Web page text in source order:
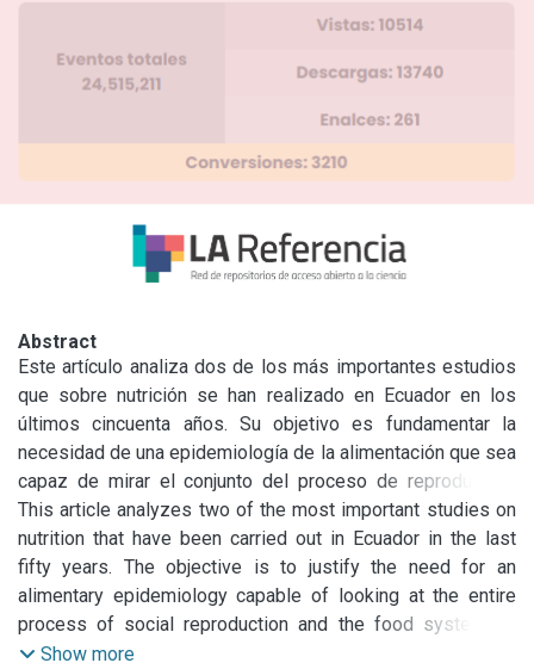
Abstract
Este artículo analiza dos de los más importantes estudios
que sobre nutrición se han realizado en Ecuador en los
últimos cincuenta años. Su objetivo es fundamentar la
necesidad de una epidemiología de la alimentación que sea
capaz de mirar el conjunto del proceso de reproducción
social y el sistema alimentario y también sus expresiones
en los distintos modos de vida, superando una mirada
puramente individual y biologicista.
Propone estudiar la alimentación como un hecho social
total desde la corriente de la epidemiología crítica,
reconociendo por esta razón la existencia de tres niveles
This article analyzes two of the most important studies on
nutrition that have been carried out in Ecuador in the last
fifty years. The objective is to justify the need for an
alimentary epidemiology capable of looking at the entire
process of social reproduction and the food system as
well as the expressions of each in different ways of life,
Show more